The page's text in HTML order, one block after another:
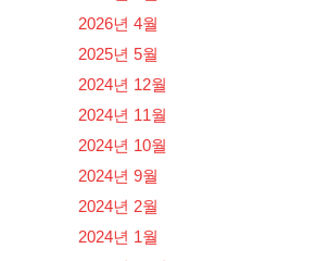
2026년 4월
2025년 5월
2024년 12월
2024년 11월
2024년 10월
2024년 9월
2024년 2월
2024년 1월